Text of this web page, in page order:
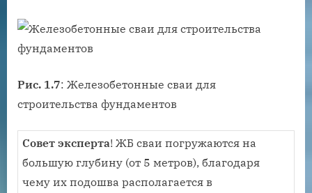
Рис. 1.7: Железобетонные сваи для
строительства фундаментов
Совет эксперта! ЖБ сваи погружаются на
большую глубину (от 5 метров), благодаря
чему их подошва располагается в